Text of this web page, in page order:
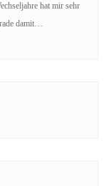
hat mir sehr
damit…